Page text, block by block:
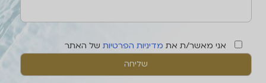
אני מאשר/ת את מדיניות הפרטיות של האתר